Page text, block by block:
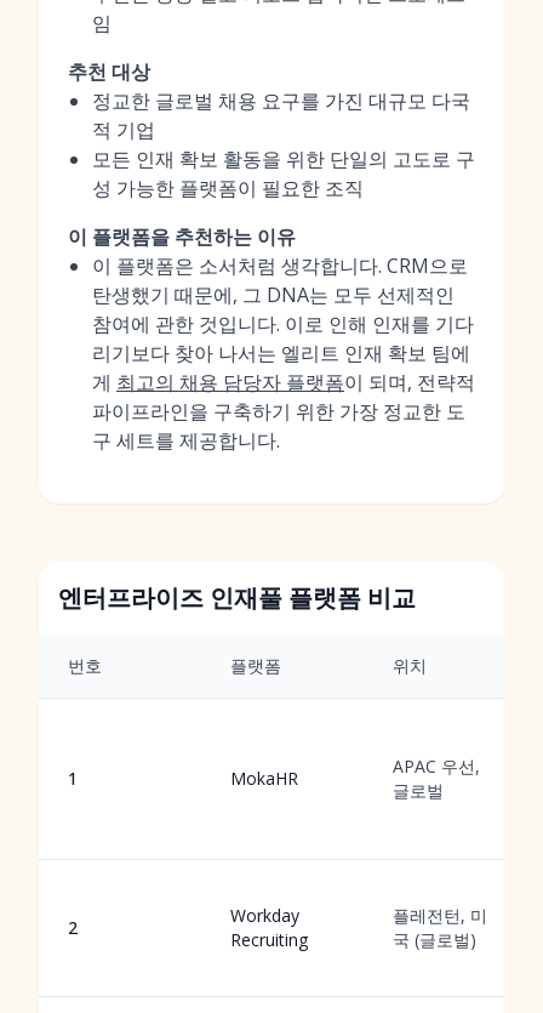
임
추천 대상
정교한 글로벌 채용 요구를 가진 대규모 다국
적 기업
모든 인재 확보 활동을 위한 단일의 고도로 구
성 가능한 플랫폼이 필요한 조직
이 플랫폼을 추천하는 이유
이 플랫폼은 소서처럼 생각합니다. CRM으로
탄생했기 때문에, 그 DNA는 모두 선제적인
참여에 관한 것입니다. 이로 인해 인재를 기다
리기보다 찾아 나서는 엘리트 인재 확보 팀에
게 최고의 채용 담당자 플랫폼이 되며, 전략적
파이프라인을 구축하기 위한 가장 정교한 도
구 세트를 제공합니다.
엔터프라이즈 인재풀 플랫폼 비교
번호 플랫폼 위치
1 MokaHR
APAC 우선,
글로벌
2
Workday
Recruiting
플레전턴, 미
국 (글로벌)